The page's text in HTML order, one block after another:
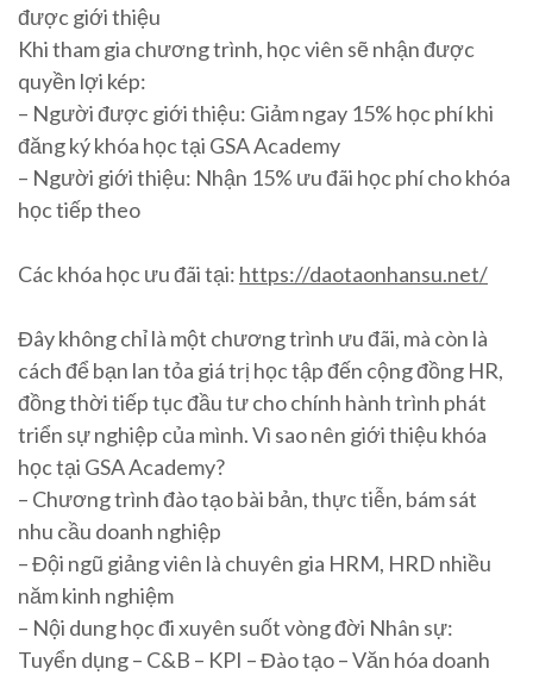
được giới thiệu
Khi tham gia chương trình, học viên sẽ nhận được
quyền lợi kép:
– Người được giới thiệu: Giảm ngay 15% học phí khi
đăng ký khóa học tại GSA Academy
– Người giới thiệu: Nhận 15% ưu đãi học phí cho khóa
học tiếp theo
Các khóa học ưu đãi tại: https://daotaonhansu.net/
Đây không chỉ là một chương trình ưu đãi, mà còn là
cách để bạn lan tỏa giá trị học tập đến cộng đồng HR,
đồng thời tiếp tục đầu tư cho chính hành trình phát
triển sự nghiệp của mình. Vì sao nên giới thiệu khóa
học tại GSA Academy?
– Chương trình đào tạo bài bản, thực tiễn, bám sát
nhu cầu doanh nghiệp
– Đội ngũ giảng viên là chuyên gia HRM, HRD nhiều
năm kinh nghiệm
– Nội dung học đi xuyên suốt vòng đời Nhân sự:
Tuyển dụng – C&B – KPI – Đào tạo – Văn hóa doanh